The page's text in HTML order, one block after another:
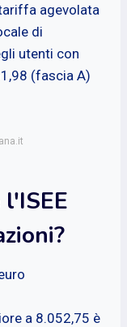
agevolata
di
utenti con
(fascia A)
a 8.052,75 è